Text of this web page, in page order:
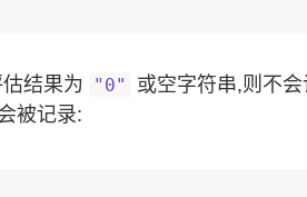
结果为 "0"
或空字符串,则不
被记录: